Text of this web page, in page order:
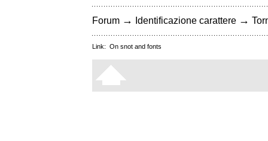
Forum → Identificazione carattere →
Link: On snot and fonts